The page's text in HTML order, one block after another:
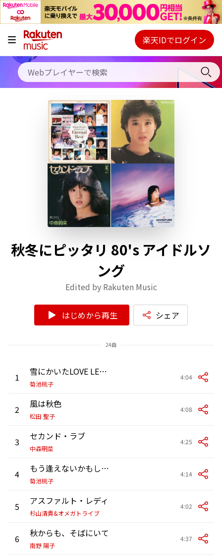
キャンペーン
料金プラン
使い方
初回30日間無料お試し
Webプレイヤー
ご契約内容の確認・変更
楽天IDでログイン
秋冬にピッタリ 80's アイドルソ
ング
Edited by Rakuten Music
はじめから再生 シェア
24曲
1 雪にかいたLOVE LETTER (2024 Remaster)
菊池桃子
4:04
2 風は秋色
松田 聖子
4:08
3 セカンド・ラブ
中森明菜
4:25
4 もう逢えないかもしれない
菊池桃子
4:14
5 アスファルト・レディ
杉山清貴&オメガトライブ
4:02
6 秋からも、そばにいて
南野 陽子
4:37